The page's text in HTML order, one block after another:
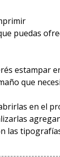
puedas
estampar
que
en el
las